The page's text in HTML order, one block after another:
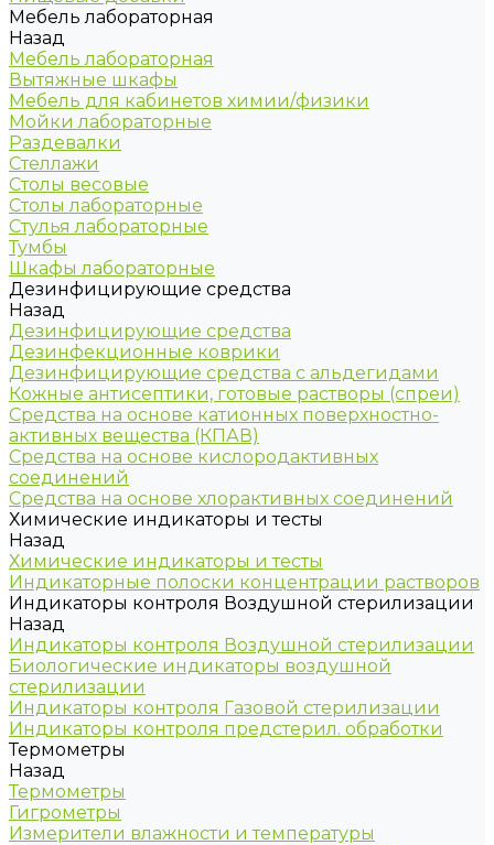
Мебель лабораторная
Назад
Мебель лабораторная
Вытяжные шкафы
Мебель для кабинетов химии/физики
Мойки лабораторные
Раздевалки
Стеллажи
Столы весовые
Столы лабораторные
Стулья лабораторные
Тумбы
Шкафы лабораторные
Дезинфицирующие средства
Назад
Дезинфицирующие средства
Дезинфекционные коврики
Дезинфицирующие средства с альдегидами
Кожные антисептики, готовые растворы (спреи)
Средства на основе катионных поверхностно-
активных вещества (КПАВ)
Средства на основе кислородактивных
соединений
Средства на основе хлорактивных соединений
Химические индикаторы и тесты
Назад
Химические индикаторы и тесты
Индикаторные полоски концентрации растворов
Индикаторы контроля Воздушной стерилизации
Назад
Индикаторы контроля Воздушной стерилизации
Биологические индикаторы воздушной
стерилизации
Индикаторы контроля Газовой стерилизации
Индикаторы контроля предстерил. обработки
Термометры
Назад
Термометры
Гигрометры
Измерители влажности и температуры